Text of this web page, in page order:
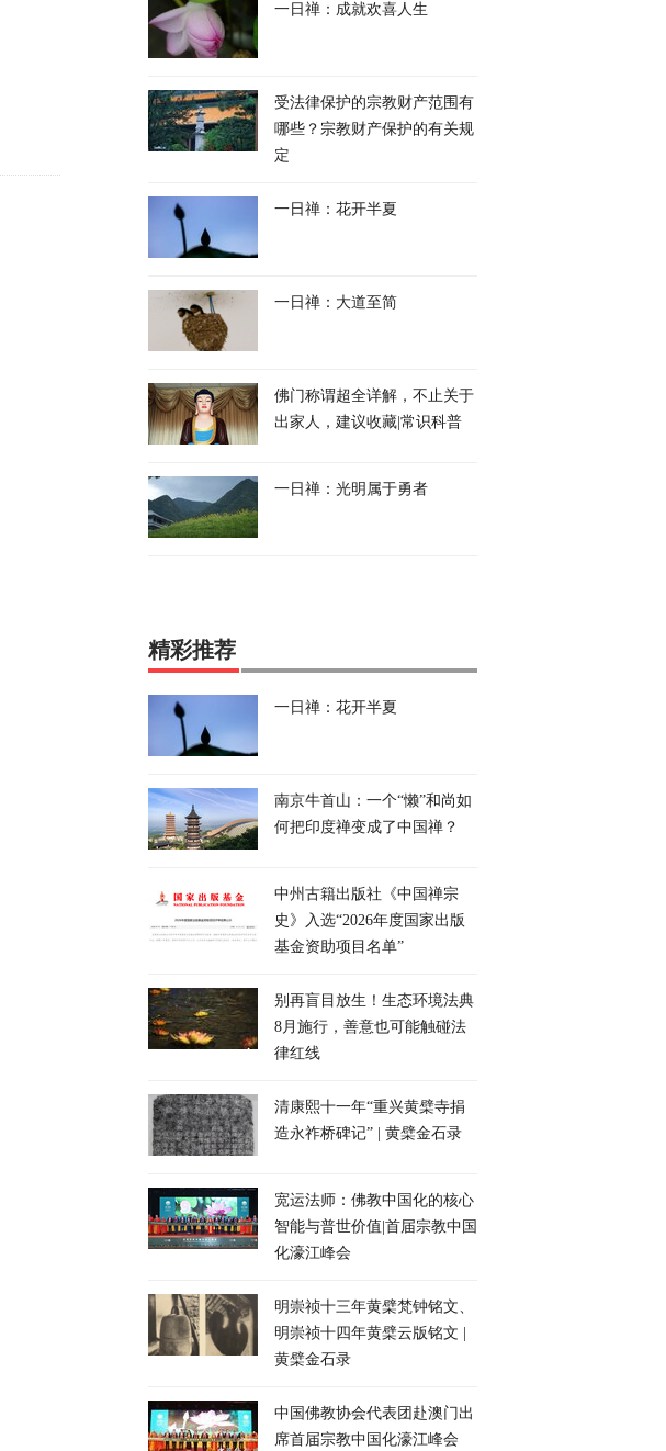
一日禅：成就欢喜人生
受法律保护的宗教财产范围有
哪些？宗教财产保护的有关规
定
一日禅：花开半夏
一日禅：大道至简
佛门称谓超全详解，不止关于
出家人，建议收藏|常识科普
一日禅：光明属于勇者
精彩推荐
一日禅：花开半夏
南京牛首山：一个“懒”和尚如
何把印度禅变成了中国禅？
中州古籍出版社《中国禅宗
史》入选“2026年度国家出版
基金资助项目名单”
别再盲目放生！生态环境法典
8月施行，善意也可能触碰法
律红线
清康熙十一年“重兴黄檗寺捐
造永祚桥碑记” | 黄檗金石录
宽运法师：佛教中国化的核心
智能与普世价值|首届宗教中国
化濠江峰会
明崇祯十三年黄檗梵钟铭文、
明崇祯十四年黄檗云版铭文 |
黄檗金石录
中国佛教协会代表团赴澳门出
席首届宗教中国化濠江峰会